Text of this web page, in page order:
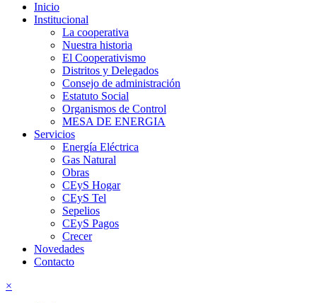
Inicio
Institucional
La cooperativa
Nuestra historia
El Cooperativismo
Distritos y Delegados
Consejo de administración
Estatuto Social
Organismos de Control
MESA DE ENERGIA
Servicios
Energía Eléctrica
Gas Natural
Obras
CEyS Hogar
CEyS Tel
Sepelios
CEyS Pagos
Crecer
Novedades
Contacto
×